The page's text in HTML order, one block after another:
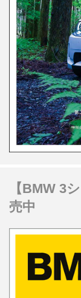
【BMW 3
売中